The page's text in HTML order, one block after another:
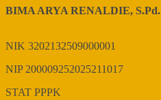
BIMA ARYA RENALDIE, S.Pd.
NIK 3202132509000001
NIP 200009252025211017
STAT PPPK